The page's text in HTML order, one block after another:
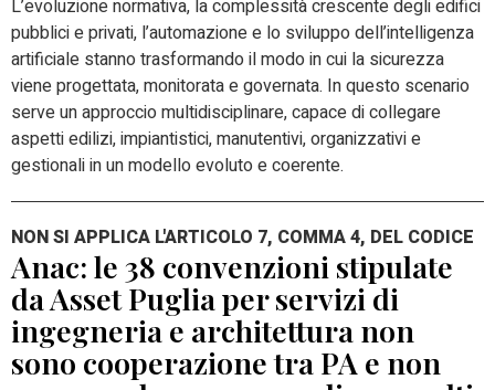
L’evoluzione normativa, la complessità crescente degli edifici
pubblici e privati, l’automazione e lo sviluppo dell’intelligenza
artificiale stanno trasformando il modo in cui la sicurezza
viene progettata, monitorata e governata. In questo scenario
serve un approccio multidisciplinare, capace di collegare
aspetti edilizi, impiantistici, manutentivi, organizzativi e
gestionali in un modello evoluto e coerente.
NON SI APPLICA L'ARTICOLO 7, COMMA 4, DEL CODICE
Anac: le 38 convenzioni stipulate
da Asset Puglia per servizi di
ingegneria e architettura non
sono cooperazione tra PA e non